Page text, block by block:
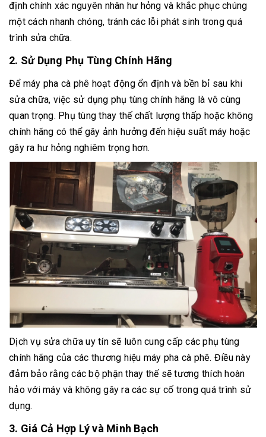
định chính xác nguyên nhân hư hỏng và khắc phục chúng
một cách nhanh chóng, tránh các lỗi phát sinh trong quá
trình sửa chữa.
2. Sử Dụng Phụ Tùng Chính Hãng
Để máy pha cà phê hoạt động ổn định và bền bỉ sau khi
sửa chữa, việc sử dụng phụ tùng chính hãng là vô cùng
quan trọng. Phụ tùng thay thế chất lượng thấp hoặc không
chính hãng có thể gây ảnh hưởng đến hiệu suất máy hoặc
gây ra hư hỏng nghiêm trọng hơn.
Dịch vụ sửa chữa uy tín sẽ luôn cung cấp các phụ tùng
chính hãng của các thương hiệu máy pha cà phê. Điều này
đảm bảo rằng các bộ phận thay thế sẽ tương thích hoàn
hảo với máy và không gây ra các sự cố trong quá trình sử
dụng.
3. Giá Cả Hợp Lý và Minh Bạch